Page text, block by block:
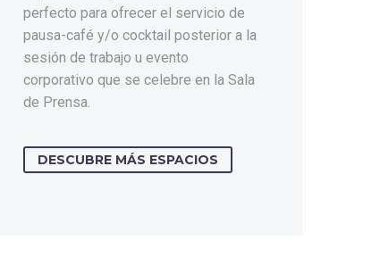
perfecto para ofrecer el servicio de
pausa-café y/o cocktail posterior a la
sesión de trabajo u evento
corporativo que se celebre en la Sala
de Prensa.
DESCUBRE MÁS ESPACIOS